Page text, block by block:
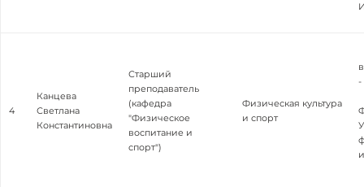
4
Канцева
Светлана
Константиновна
Старший
преподаватель
(кафедра
"Физическое
воспитание и
спорт")
Физическая культура
и спорт
-